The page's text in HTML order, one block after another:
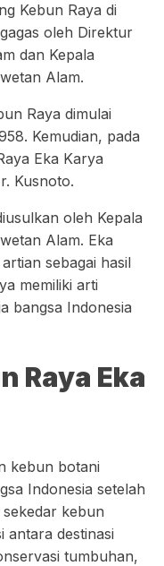
Kebun Raya di
oleh Direktur
dan Kepala
Alam.
Raya dimulai
Kemudian, pada
Eka Karya
Kusnoto.
oleh Kepala
Alam. Eka
sebagai hasil
memiliki arti
bangsa Indonesia
Raya Eka
kebun botani
Indonesia setelah
kebun
antara destinasi
tumbuhan,